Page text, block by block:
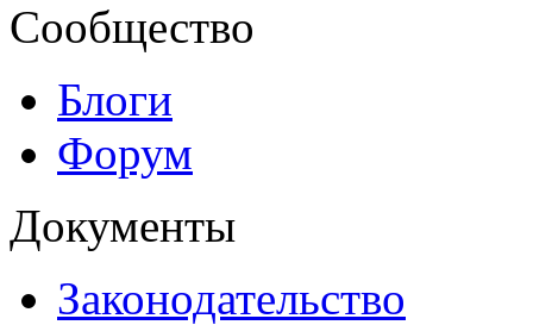
Сообщество
Блоги
Форум
Документы
Законодательство